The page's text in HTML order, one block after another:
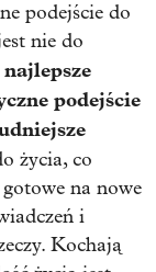
podejście do
nie do
podejście
życia, co
gotowe na nowe
i
Kochają